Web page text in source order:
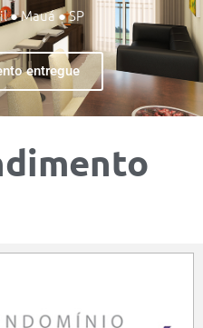
● Mauá ● SP
entregue